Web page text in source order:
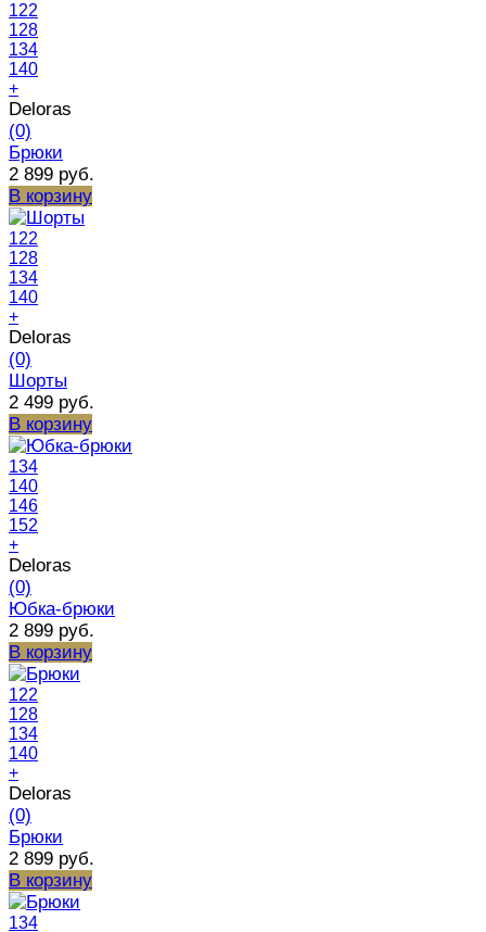
122
128
134
140
+
Deloras
(0)
Брюки
2 899 руб.
В корзину
122
128
134
140
+
Deloras
(0)
Шорты
2 499 руб.
В корзину
134
140
146
152
+
Deloras
(0)
Юбка-брюки
2 899 руб.
В корзину
122
128
134
140
+
Deloras
(0)
Брюки
2 899 руб.
В корзину
134